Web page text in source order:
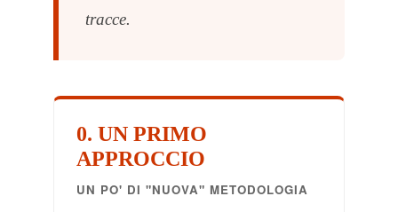
tracce.
0. UN PRIMO
APPROCCIO
UN PO' DI "NUOVA" METODOLOGIA